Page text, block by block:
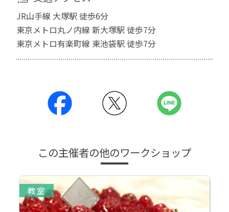
JR山手線 大塚駅 徒歩6分
東京メトロ丸ノ内線 新大塚駅 徒歩7分
東京メトロ有楽町線 東池袋駅 徒歩7分
この主催者の他のワークショップ
教室